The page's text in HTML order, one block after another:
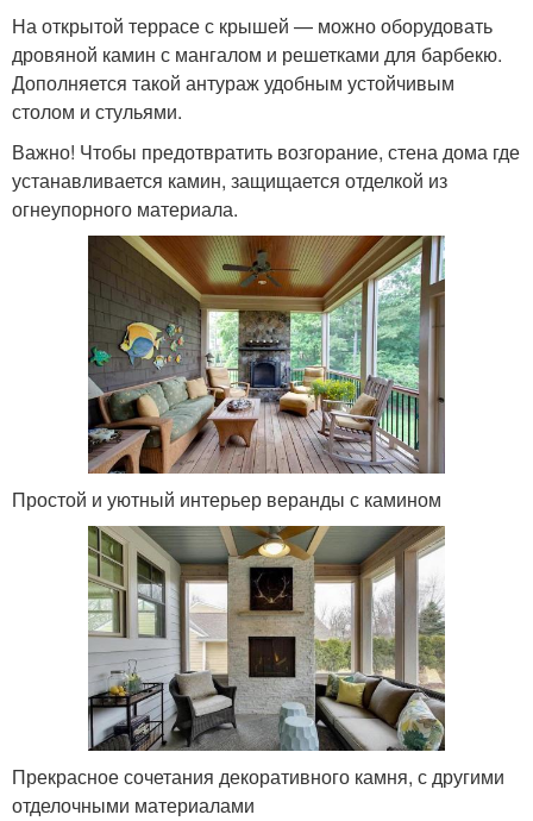
На открытой террасе с крышей — можно оборудовать
дровяной камин с мангалом и решетками для барбекю.
Дополняется такой антураж удобным устойчивым
столом и стульями.
Важно! Чтобы предотвратить возгорание, стена дома где
устанавливается камин, защищается отделкой из
огнеупорного материала.
Простой и уютный интерьер веранды с камином
Прекрасное сочетания декоративного камня, с другими
отделочными материалами